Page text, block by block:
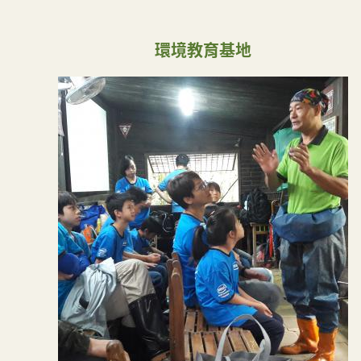
環境教育基地